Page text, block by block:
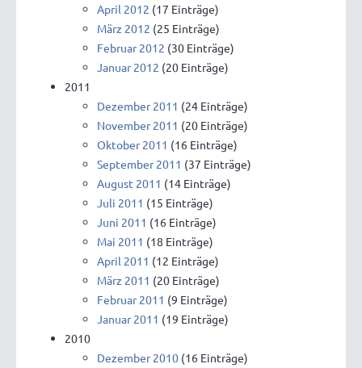
April 2012 (17 Einträge)
März 2012 (25 Einträge)
Februar 2012 (30 Einträge)
Januar 2012 (20 Einträge)
2011
Dezember 2011 (24 Einträge)
November 2011 (20 Einträge)
Oktober 2011 (16 Einträge)
September 2011 (37 Einträge)
August 2011 (14 Einträge)
Juli 2011 (15 Einträge)
Juni 2011 (16 Einträge)
Mai 2011 (18 Einträge)
April 2011 (12 Einträge)
März 2011 (20 Einträge)
Februar 2011 (9 Einträge)
Januar 2011 (19 Einträge)
2010
Dezember 2010 (16 Einträge)